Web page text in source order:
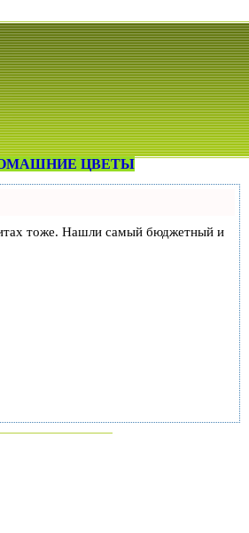
ЦВЕТЫ
тоже. Нашли самый бюджетный и